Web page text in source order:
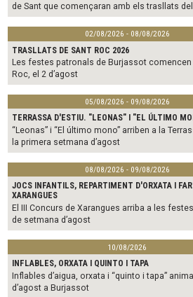
de Sant que començaran amb els trasllats
02/08/2026 - 08/08/2026
TRASLLATS DE SANT ROC 2026
Les festes patronals de Burjassot
Roc, el 2 d’agost
05/08/2026 - 09/08/2026
TERRASSA D'ESTIU. "LEONAS" I "EL ÚLTIMO
“Leonas” i “El último mono” arriben a la
la primera setmana d’agost
08/08/2026 - 09/08/2026
JOCS INFANTILS, REPARTIMENT D'ORXATA I
XARANGUES
El III Concurs de Xarangues arriba a les
de setmana d’agost
10/08/2026
INFLABLES, ORXATA I QUINTO I TAPA
Inflables d’aigua, orxata i “quinto i tapa”
d’agost a Burjassot